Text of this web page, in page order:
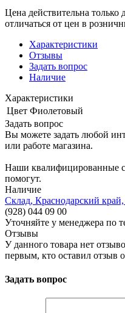
Цена действительна только
отличаться от цен в
Характеристики
Отзывы
Задать вопрос
Наличие
Характеристики
Цвет Фиолетовый
Задать вопрос
Вы можете задать любой
или работе магазина.
Наши квалифицированные
помогут.
Наличие
Склад, Краснодарский
(928) 044 09 00
Уточняйте у менеджера по
Отзывы
У данного товара нет
первым, кто оставил отзыв
Задать вопрос